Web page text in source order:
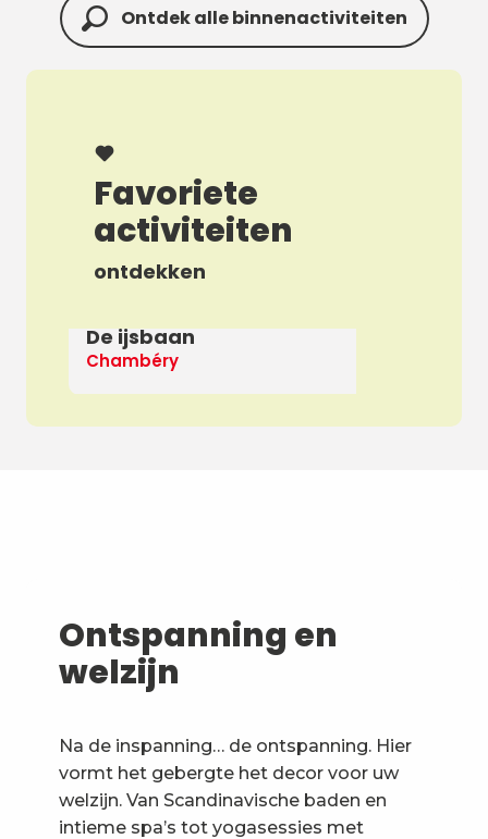
Ontdek alle binnenactiviteiten
Favoriete
activiteiten
ontdekken
De ijsbaan
Chambéry
Ontspanning en
welzijn
Na de inspanning… de ontspanning. Hier
vormt het gebergte het decor voor uw
welzijn. Van Scandinavische baden en
intieme spa’s tot yogasessies met